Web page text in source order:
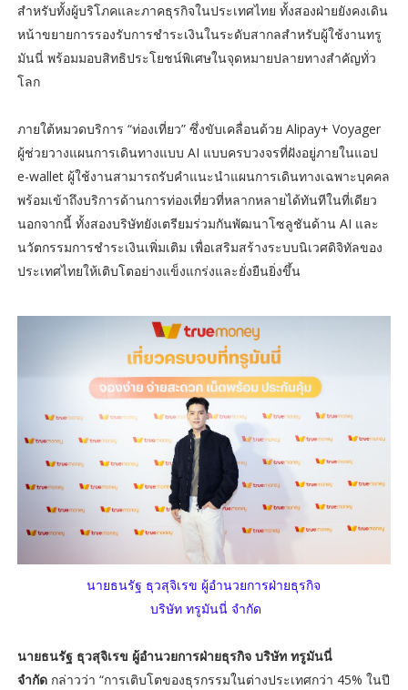
สำหรับทั้งผู้บริโภคและภาคธุรกิจในประเทศไทย ทั้งสองฝ่ายยังคงเดิน
หน้าขยายการรองรับการชำระเงินในระดับสากลสำหรับผู้ใช้งานทรู
มันนี่ พร้อมมอบสิทธิประโยชน์พิเศษในจุดหมายปลายทางสำคัญทั่ว
โลก
ภายใต้หมวดบริการ “ท่องเที่ยว” ซึ่งขับเคลื่อนด้วย Alipay+ Voyager
ผู้ช่วยวางแผนการเดินทางแบบ AI แบบครบวงจรที่ฝังอยู่ภายในแอป
e-wallet ผู้ใช้งานสามารถรับคำแนะนำแผนการเดินทางเฉพาะบุคคล
พร้อมเข้าถึงบริการด้านการท่องเที่ยวที่หลากหลายได้ทันทีในที่เดียว
นอกจากนี้ ทั้งสองบริษัทยังเตรียมร่วมกันพัฒนาโซลูชันด้าน AI และ
นวัตกรรมการชำระเงินเพิ่มเติม เพื่อเสริมสร้างระบบนิเวศดิจิทัลของ
ประเทศไทยให้เติบโตอย่างแข็งแกร่งและยั่งยืนยิ่งขึ้น
นายธนรัฐ ธุวสุจิเรข ผู้อำนวยการฝ่ายธุรกิจ
บริษัท ทรูมันนี่ จำกัด
นายธนรัฐ ธุวสุจิเรข ผู้อำนวยการฝ่ายธุรกิจ บริษัท ทรูมันนี่
จำกัดกล่าวว่า “การเติบโตของธุรกรรมในต่างประเทศกว่า 45% ในปี